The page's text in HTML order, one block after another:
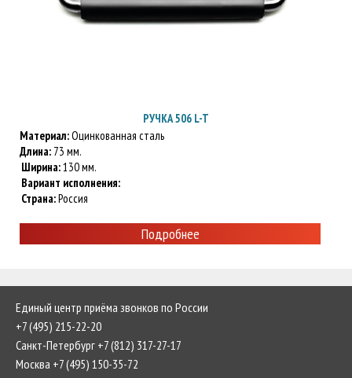
РУЧКА 506 L-T
Материал:Оцинкованная сталь
Длина: 73 мм.
Ширина:130 мм.
Вариант исполнения:
Страна:Россия
Подробнее
Единый центр приёма звонков по России
+7 (495) 215-22-20
Санкт-Петербург +7 (812) 317-27-17
Москва +7 (495) 150-35-72